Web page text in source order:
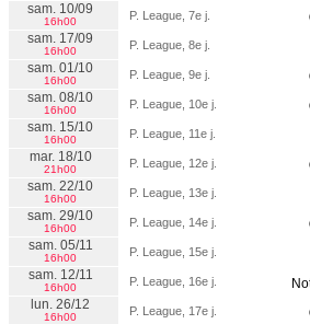
sam. 10/09
16h00 P. League, 7e j.
sam. 17/09
16h00 P. League, 8e j.
sam. 01/10
16h00 P. League, 9e j.
sam. 08/10
16h00 P. League, 10e j.
sam. 15/10
16h00 P. League, 11e j.
mar. 18/10
21h00 P. League, 12e j.
sam. 22/10
16h00 P. League, 13e j.
sam. 29/10
16h00 P. League, 14e j.
sam. 05/11
16h00 P. League, 15e j.
sam. 12/11
16h00 P. League, 16e j.
lun. 26/12
16h00 P. League, 17e j.